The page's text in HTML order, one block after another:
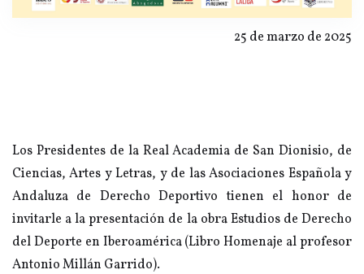
25 de marzo de 2025
Los Presidentes de la Real Academia de San Dionisio, de
Ciencias, Artes y Letras, y de las Asociaciones Española y
Andaluza de Derecho Deportivo tienen el honor de
invitarle a la presentación de la obra Estudios de Derecho
del Deporte en Iberoamérica (Libro Homenaje al profesor
Antonio Millán Garrido).